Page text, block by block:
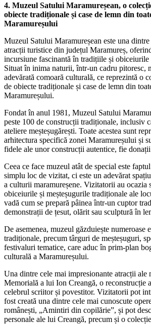
4. Muzeul Satului Maramureșean, o
obiecte tradiționale și case de lemn din
Maramureșului
Muzeul Satului Maramureșean este una
atracții turistice din județul Maramureș,
incursiune fascinantă în tradițiile și obiceiurile
Situat în inima naturii, într-un cadru pitoresc,
adevărată comoară culturală, ce reprezintă o
de obiecte tradiționale și case de lemn din
Maramureșului.
Fondat în anul 1981, Muzeul Satului
peste 100 de construcții tradiționale, inclusiv
ateliere meșteșugărești. Toate acestea sunt
arhitectura specifică zonei Maramureșului și
fidele ale unor construcții autentice, fie
Ceea ce face muzeul atât de special este
simplu loc de vizitat, ci este un adevărat
a culturii maramureșene. Vizitatorii au ocazia
obiceiurile și meșteșugurile tradiționale ale
vadă cum se prepară pâinea într-un cuptor
demonstrații de țesut, olărit sau sculptură în
De asemenea, muzeul găzduiește numeroase
tradiționale, precum târguri de meșteșuguri,
festivaluri tematice, care aduc în prim-plan
culturală a Maramureșului.
Una dintre cele mai impresionante atracții ale
Memorială a lui Ion Creangă, o reconstrucție
celebrul scriitor și povestitor. Vizitatorii pot
fost creată una dintre cele mai cunoscute
românești, „Amintiri din copilărie”, și pot
personale ale lui Creangă, precum și o